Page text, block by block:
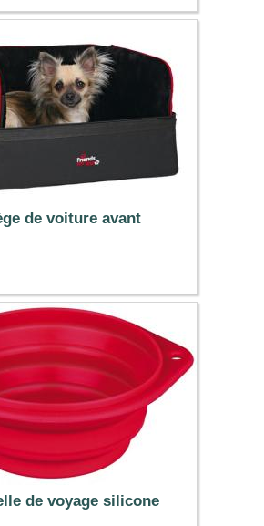
29.99 €
de voiture avant
42.99 €
de voyage silicone